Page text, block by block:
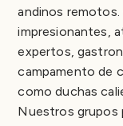
andinos remotos.
impresionantes,
expertos,
campamento de
como duchas
Nuestros grupos